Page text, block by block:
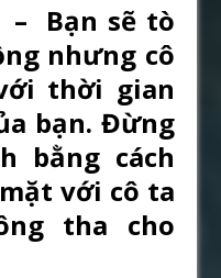
– Bạn sẽ tò
nhưng cô
thời gian
bạn. Đừng
bằng cách
với cô ta
tha cho